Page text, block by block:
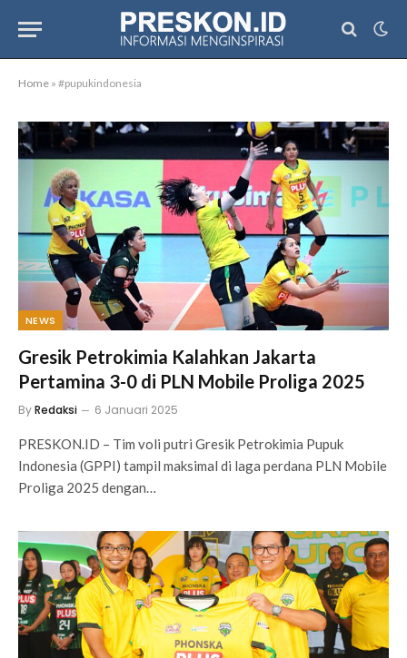
Home » #pupukindonesia
NEWS
Gresik Petrokimia Kalahkan Jakarta
Pertamina 3-0 di PLN Mobile Proliga 2025
ByRedaksi 6 Januari 2025
PRESKON.ID – Tim voli putri Gresik Petrokimia Pupuk
Indonesia (GPPI) tampil maksimal di laga perdana PLN Mobile
Proliga 2025 dengan…